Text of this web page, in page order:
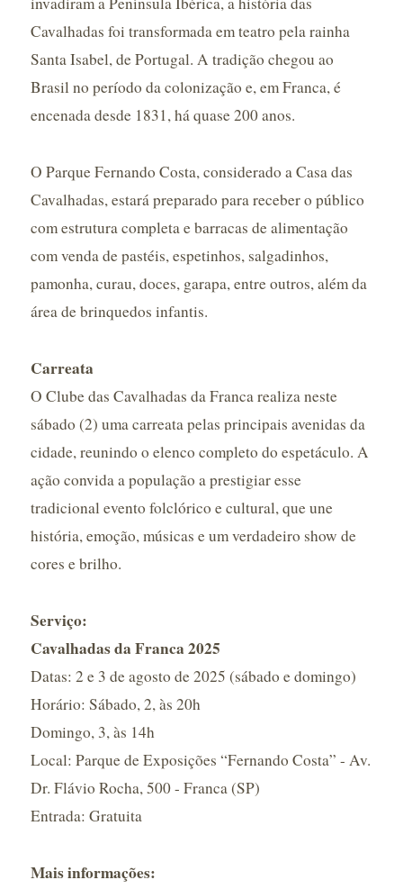
Cavalhadas foi transformada em teatro pela rainha
Santa Isabel, de Portugal. A tradição chegou ao
Brasil no período da colonização e, em Franca, é
encenada desde 1831, há quase 200 anos.
O Parque Fernando Costa, considerado a Casa das
Cavalhadas, estará preparado para receber o público
com estrutura completa e barracas de alimentação
com venda de pastéis, espetinhos, salgadinhos,
pamonha, curau, doces, garapa, entre outros, além da
área de brinquedos infantis.
Carreata
O Clube das Cavalhadas da Franca realiza neste
sábado (2) uma carreata pelas principais avenidas da
cidade, reunindo o elenco completo do espetáculo. A
ação convida a população a prestigiar esse
tradicional evento folclórico e cultural, que une
história, emoção, músicas e um verdadeiro show de
cores e brilho.
Serviço:
Cavalhadas da Franca 2025
Datas: 2 e 3 de agosto de 2025 (sábado e domingo)
Horário: Sábado, 2, às 20h
Domingo, 3, às 14h
Local: Parque de Exposições “Fernando Costa” - Av.
Dr. Flávio Rocha, 500 - Franca (SP)
Entrada: Gratuita
Mais informações: